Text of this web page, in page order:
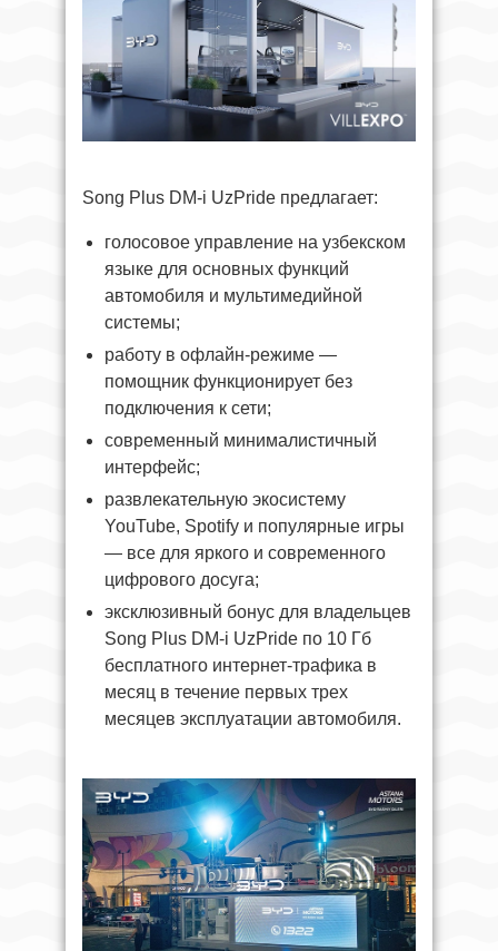
Song Plus DM-i UzPride предлагает:
голосовое управление на узбекском
языке для основных функций
автомобиля и мультимедийной
системы;
работу в офлайн-режиме —
помощник функционирует без
подключения к сети;
современный минималистичный
интерфейс;
развлекательную экосистему
YouTube, Spotify и популярные игры
— все для яркого и современного
цифрового досуга;
эксклюзивный бонус для владельцев
Song Plus DM-i UzPride по 10 Гб
бесплатного интернет-трафика в
месяц в течение первых трех
месяцев эксплуатации автомобиля.